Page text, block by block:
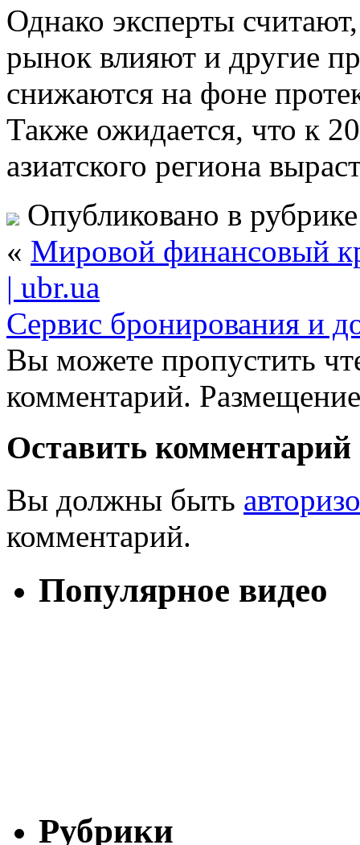
Однако эксперты
рынок влияют и другие
снижаются на фоне
Также ожидается, что к
азиатского региона
Опубликовано в
« Мировой финансовый
| ubr.ua
Сервис бронирования и
Вы можете пропустить
комментарий.
Оставить комментарий
Вы должны быть
комментарий.
Популярное видео
Рубрики